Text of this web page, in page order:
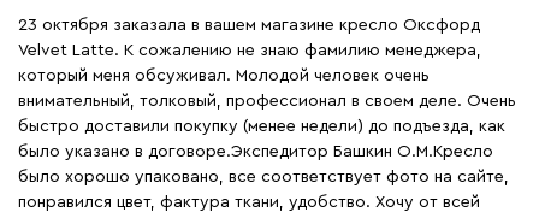
23 октября заказала в вашем магазине кресло Оксфорд
Velvet Latte. К сожалению не знаю фамилию менеджера,
который меня обсуживал. Молодой человек очень
внимательный, толковый, профессионал в своем деле. Очень
быстро доставили покупку (менее недели) до подъезда, как
было указано в договоре.Экспедитор Башкин О.М.Кресло
было хорошо упаковано, все соответствует фото на сайте,
понравился цвет, фактура ткани, удобство. Хочу от всей